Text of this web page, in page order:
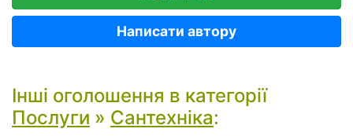
Написати автору
Інші оголошення в категорії
Послуги » Сантехніка: